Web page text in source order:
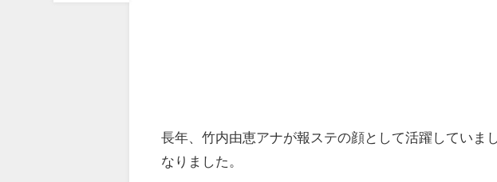
長年、竹内由恵アナが報ステの顔として活躍していま
なりました。